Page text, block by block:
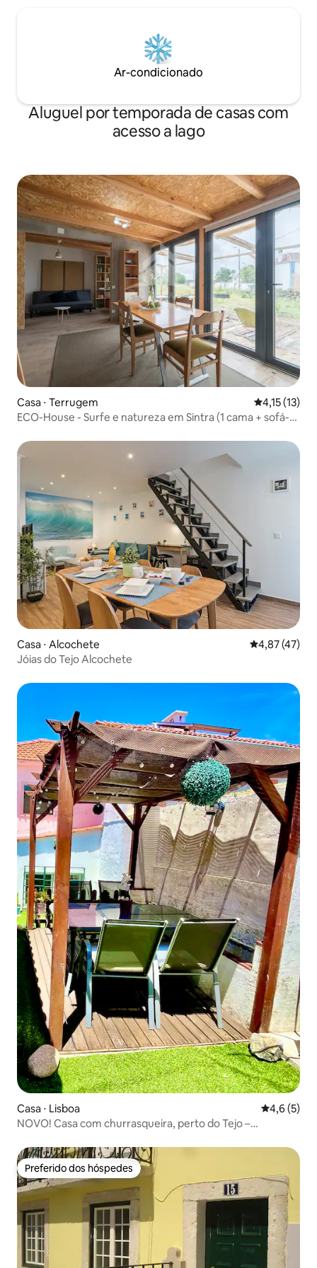
Ar-condicionado
Aluguel por temporada de casas com
acesso a lago
Casa ⋅ Terrugem 4,15 de uma
4,15 (13)
ECO-House - Surfe e natureza em Sintra (1 cama + sofá-
Casa ⋅ Alcochete 4,87 de uma
4,87 (47)
Jóias do Tejo Alcochete
Casa ⋅ Lisboa 4,6 de
4,6 (5)
NOVO! Casa com churrasqueira, perto do Tejo –
Preferido dos hóspedes
Preferido dos hóspedes